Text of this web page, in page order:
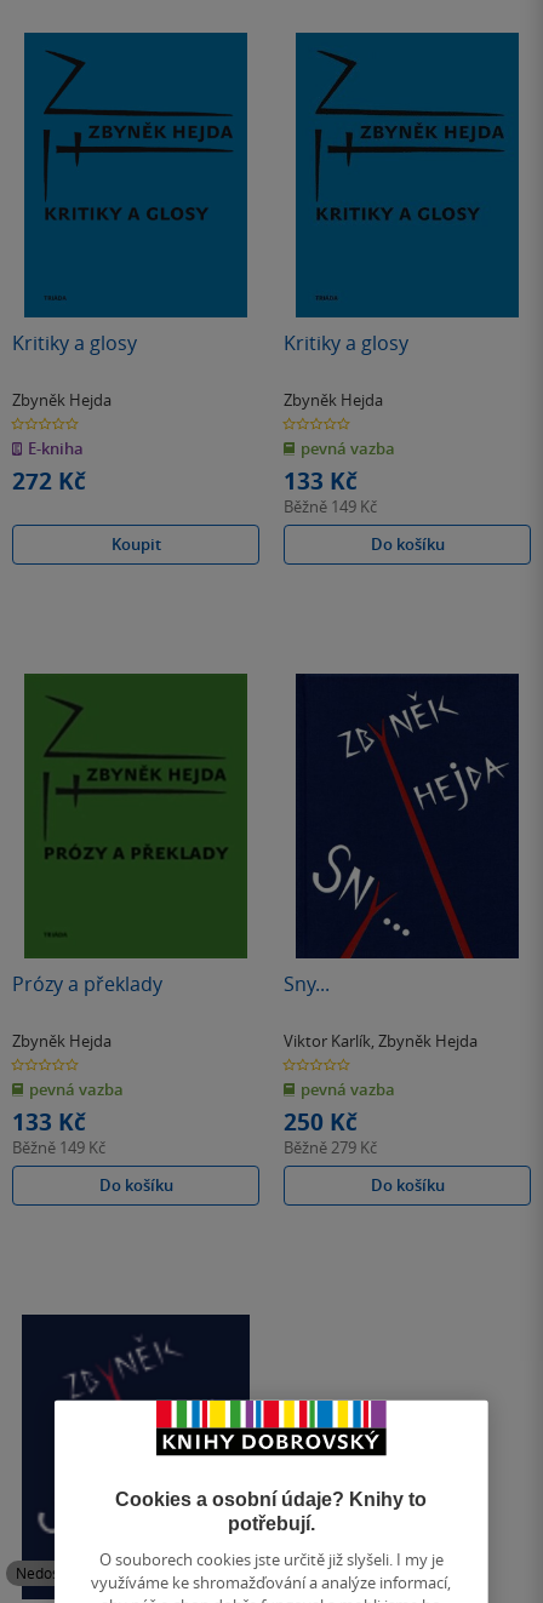
Kritiky a glosy
Zbyněk Hejda
0.0
z
5
hvězdiček
E-kniha
272 Kč
Koupit
Kritiky a glosy
Zbyněk Hejda
0.0
z
5
hvězdiček
pevná vazba
133 Kč
Běžně 149 Kč
Do košíku
Prózy a překlady
Zbyněk Hejda
0.0
z
5
hvězdiček
pevná vazba
133 Kč
Běžně 149 Kč
Do košíku
Sny...
Viktor Karlík, Zbyněk Hejda
0.0
z
5
hvězdiček
pevná vazba
250 Kč
Běžně279 Kč
Do košíku
Nedostupné Nedostupné
Cookies a osobní údaje? Knihy to
potřebují.
O souborech cookies jste určitě již slyšeli. I my je
využíváme ke shromažďování a analýze informací,